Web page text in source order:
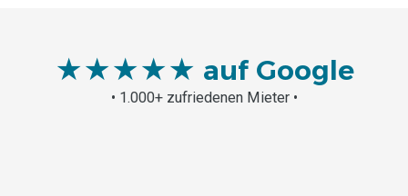
★★★★★ auf Google
• 1.000+ zufriedenen Mieter •